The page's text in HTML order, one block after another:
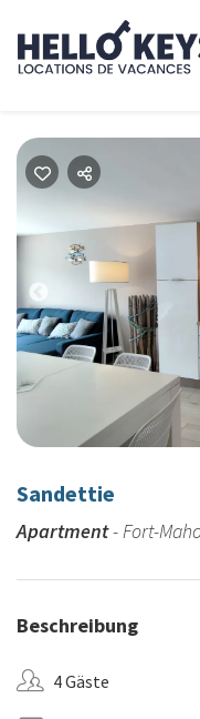
Previous
Sandettie
Apartment- Fort-
Beschreibung
4 Gäste